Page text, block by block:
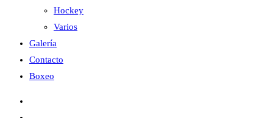
Hockey
Varios
Galería
Contacto
Boxeo